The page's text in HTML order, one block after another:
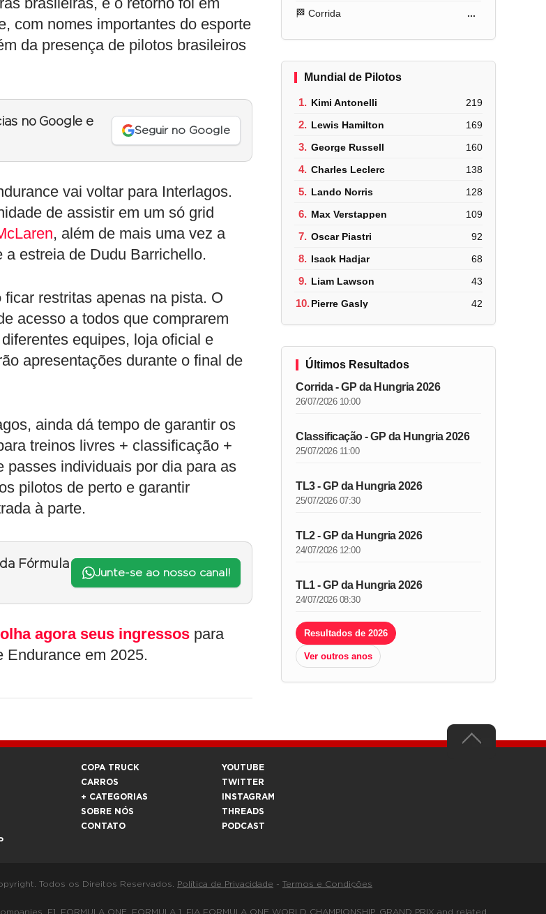
com nomes importantes do esporte
da presença de pilotos brasileiros
no Google e
Seguir no Google
vai voltar para Interlagos.
de assistir em um só grid
, além de mais uma vez a
estreia de Dudu Barrichello.
restritas apenas na pista. O
acesso a todos que comprarem
equipes, loja oficial e
apresentações durante o final de
ainda dá tempo de garantir os
treinos livres + classificação +
passes individuais por dia para as
pilotos de perto e garantir
à parte.
Fórmula
Junte-se ao nosso canal!
agora seus ingressos para
Endurance em 2025.
🏁 Corrida ...
Mundial de Pilotos
1. Kimi Antonelli 219
2. Lewis Hamilton 169
3. George Russell 160
4. Charles Leclerc 138
5. Lando Norris 128
6. Max Verstappen 109
7. Oscar Piastri 92
8. Isack Hadjar 68
9. Liam Lawson 43
10.Pierre Gasly 42
Últimos Resultados
Corrida - GP da Hungria 2026
26/07/2026 10:00
Classificação - GP da Hungria 2026
25/07/2026 11:00
TL3 - GP da Hungria 2026
25/07/2026 07:30
TL2 - GP da Hungria 2026
24/07/2026 12:00
TL1 - GP da Hungria 2026
24/07/2026 08:30
Resultados de 2026
Ver outros anos
COPA TRUCK
CARROS
+ CATEGORIAS
SOBRE NÓS
CONTATO
YOUTUBE
TWITTER
INSTAGRAM
THREADS
PODCAST
Todos os Direitos Reservados. Política de Privacidade - Termos e Condições
F1, FORMULA ONE, FORMULA 1, FIA FORMULA ONE WORLD CHAMPIONSHIP, GRAND PRIX and related